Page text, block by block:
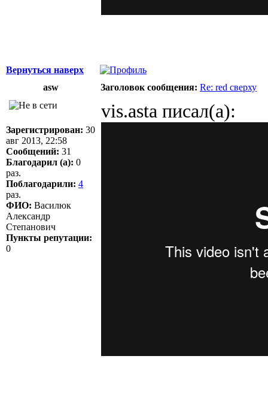
Вернуться наверх
asw
Заголовок сообщения: Re: red сверху
Зарегистрирован: 30
авг 2013, 22:58
Сообщений: 31
Благодарил (а): 0
раз.
Поблагодарили: 4
раз.
ФИО: Василюк
Александр
Степанович
Пункты репутации:
0
vis.asta писал(а):